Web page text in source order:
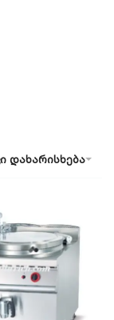
დახარისხება